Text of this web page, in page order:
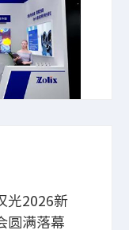
光2026新
圆满落幕